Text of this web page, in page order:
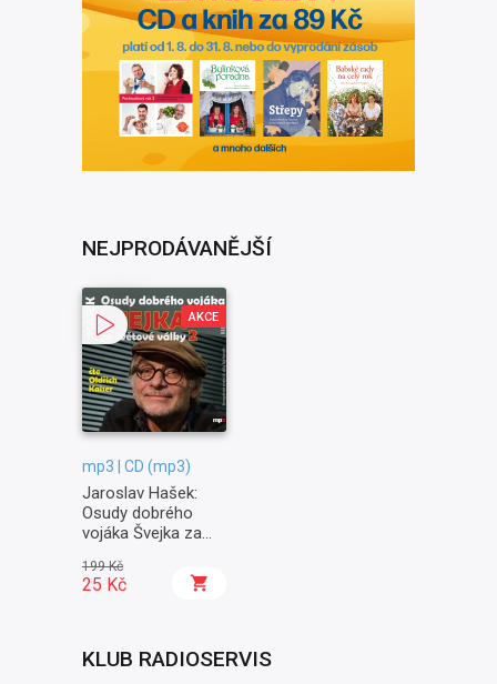
NEJPRODÁVANĚJŠÍ
AKCE
mp3 | CD (mp3)
Jaroslav Hašek:
Osudy dobrého
vojáka Švejka za
Na frontě
199 Kč
25 Kč
KLUB RADIOSERVIS